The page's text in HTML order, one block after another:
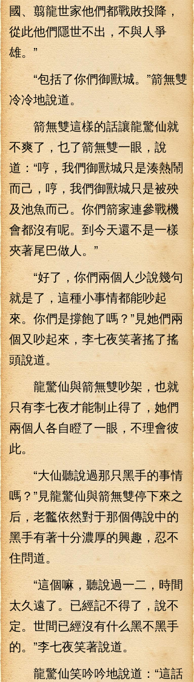
國、翦龍世家他們都戰敗投降，
從此他們隱世不出，不與人爭
雄。”
“包括了你們御獸城。”箭無雙
冷冷地說道。
箭無雙這樣的話讓龍驚仙就
不爽了，乜了箭無雙一眼，說
道：“哼，我們御獸城只是湊熱鬧
而己，哼，我們御獸城只是被殃
及池魚而己。你們箭家連參戰機
會都沒有呢。到今天還不是一樣
夾著尾巴做人。”
“好了，你們兩個人少說幾句
就是了，這種小事情都能吵起
來。你們是撐飽了嗎？”見她們兩
個又吵起來，李七夜笑著搖了搖
頭說道。
龍驚仙與箭無雙吵架，也就
只有李七夜才能制止得了，她們
兩個人各自瞪了一眼，不理會彼
此。
“大仙聽說過那只黑手的事情
嗎？”見龍驚仙與箭無雙停下來之
后，老龞依然對于那個傳說中的
黑手有著十分濃厚的興趣，忍不
住問道。
“這個嘛，聽說過一二，時間
太久遠了。已經記不得了，說不
定。世間已經沒有什么黑不黑手
的。”李七夜笑著說道。
龍驚仙笑吟吟地說道：“這話